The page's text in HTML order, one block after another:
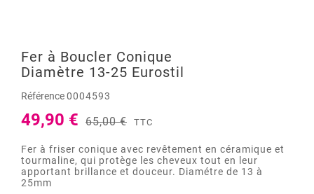
Fer à Boucler Conique
Diamètre 13-25 Eurostil
Référence0004593
49,90 € 65,00 € TTC
Fer à friser conique avec revêtement en céramique et
tourmaline, qui protège les cheveux tout en leur
apportant brillance et douceur. Diamétre de 13 à
25mm